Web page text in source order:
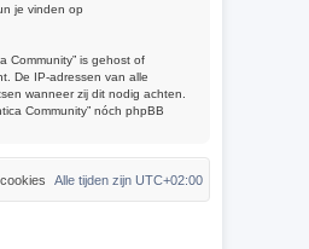
je vinden op
Community” is gehost of
De IP-adressen van alle
wanneer zij dit nodig achten.
Community” nóch phpBB
Alle tijden zijn UTC+02:00